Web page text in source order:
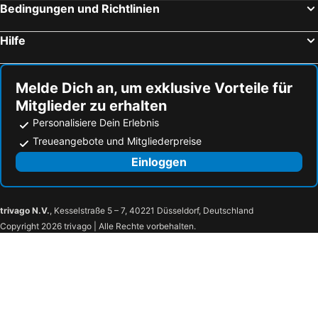
Bedingungen und Richtlinien
Hilfe
Melde Dich an, um exklusive Vorteile für
Mitglieder zu erhalten
Personalisiere Dein Erlebnis
Treueangebote und Mitgliederpreise
Einloggen
trivago N.V., Kesselstraße 5 – 7, 40221 Düsseldorf, Deutschland
Copyright 2026 trivago | Alle Rechte vorbehalten.